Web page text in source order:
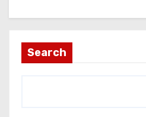
Search